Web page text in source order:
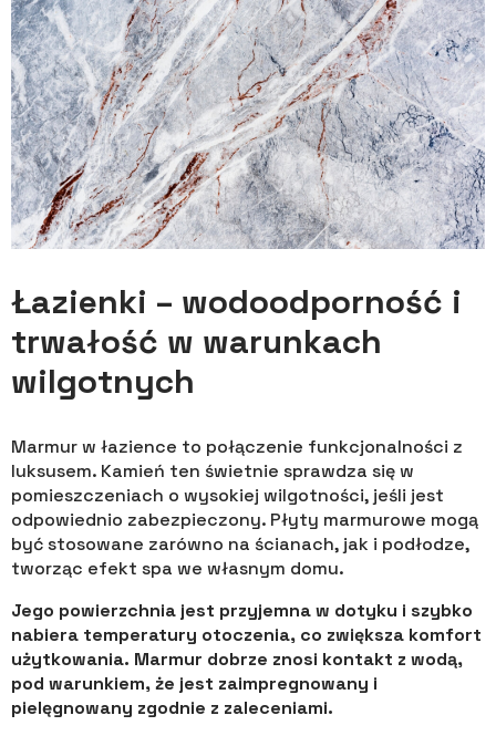
Łazienki – wodoodporność i
trwałość w warunkach
wilgotnych
Marmur w łazience to połączenie funkcjonalności z
luksusem. Kamień ten świetnie sprawdza się w
pomieszczeniach o wysokiej wilgotności, jeśli jest
odpowiednio zabezpieczony. Płyty marmurowe mogą
być stosowane zarówno na ścianach, jak i podłodze,
tworząc efekt spa we własnym domu.
Jego powierzchnia jest przyjemna w dotyku i szybko
nabiera temperatury otoczenia, co zwiększa komfort
użytkowania. Marmur dobrze znosi kontakt z wodą,
pod warunkiem, że jest zaimpregnowany i
pielęgnowany zgodnie z zaleceniami.